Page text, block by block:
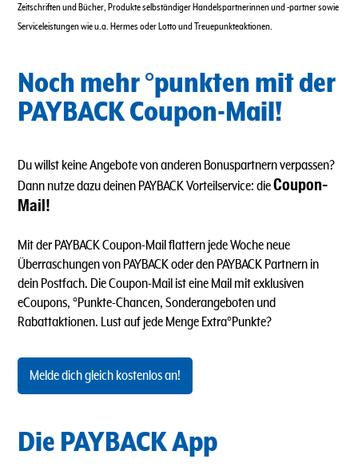
Zeitschriften und Bücher, Produkte selbständiger Handelspartnerinnen und -partner sowie
Serviceleistungen wie u.a. Hermes oder Lotto und Treuepunkteaktionen.
Noch mehr °punkten mit der
PAYBACK Coupon-Mail!
Du willst keine Angebote von anderen Bonuspartnern verpassen?
Dann nutze dazu deinen PAYBACK Vorteilservice: dieCoupon-
Mail!
Mit der PAYBACK Coupon-Mail flattern jede Woche neue
Überraschungen von PAYBACK oder den PAYBACK Partnern in
dein Postfach. Die Coupon-Mail ist eine Mail mit exklusiven
eCoupons, °Punkte-Chancen, Sonderangeboten und
Rabattaktionen. Lust auf jede Menge Extra°Punkte?
Melde dich gleich kostenlos an!
Die PAYBACK App